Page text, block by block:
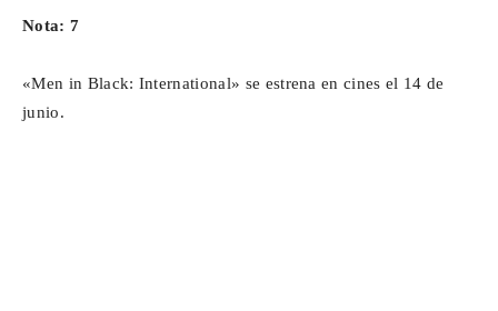
Nota: 7
«Men in Black: International» se estrena en cines el 14 de
junio.